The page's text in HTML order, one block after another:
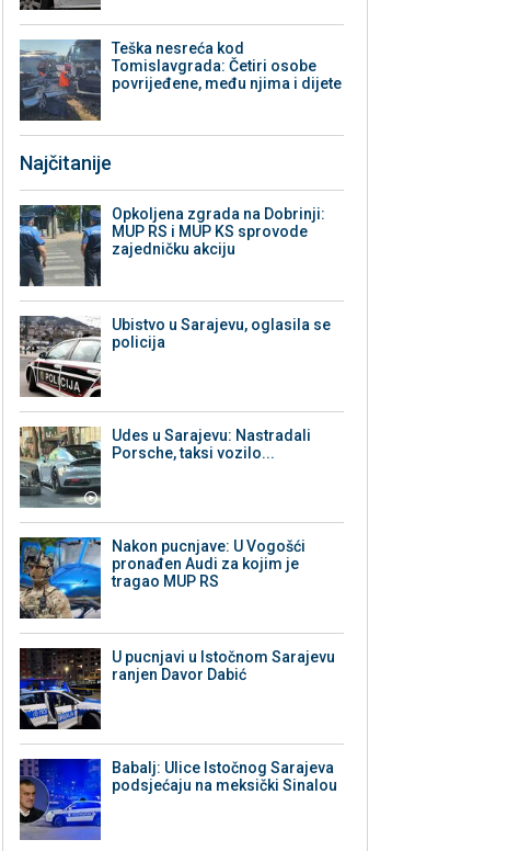
Teška nesreća kod
Tomislavgrada: Četiri osobe
povrijeđene, među njima i dijete
Najčitanije
Opkoljena zgrada na Dobrinji:
MUP RS i MUP KS sprovode
zajedničku akciju
Ubistvo u Sarajevu, oglasila se
policija
Udes u Sarajevu: Nastradali
Porsche, taksi vozilo...
Nakon pucnjave: U Vogošći
pronađen Audi za kojim je
tragao MUP RS
U pucnjavi u Istočnom Sarajevu
ranjen Davor Dabić
Babalj: Ulice Istočnog Sarajeva
podsjećaju na meksički Sinalou